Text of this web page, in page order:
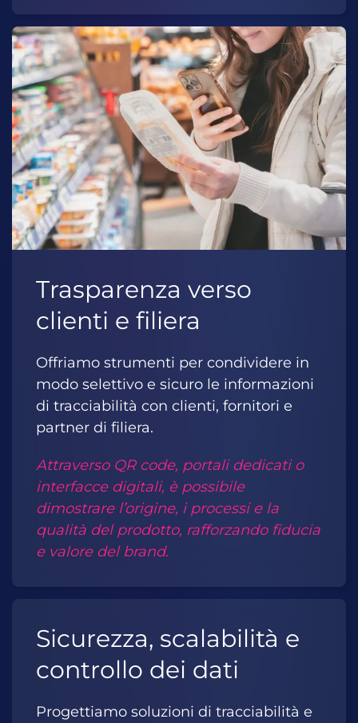
Trasparenza verso
clienti e filiera
Offriamo strumenti per condividere in
modo selettivo e sicuro le informazioni
di tracciabilità con clienti, fornitori e
partner di filiera.
Attraverso QR code, portali dedicati o
interfacce digitali, è possibile
dimostrare l’origine, i processi e la
qualità del prodotto, rafforzando fiducia
e valore del brand.
Sicurezza, scalabilità e
controllo dei dati
Progettiamo soluzioni di tracciabilità e